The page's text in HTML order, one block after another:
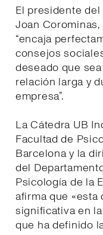
El presidente
Joan
“encaja
consejos
deseado que
relación larga y
empresa”.
La Cátedra UB
Facultad de
Barcelona y la
del
Psicología de la
afirma que «esta
significativa en
que ha definido